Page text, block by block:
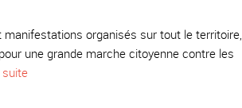
organisés sur tout le territoire,
une grande marche citoyenne contre les
suite